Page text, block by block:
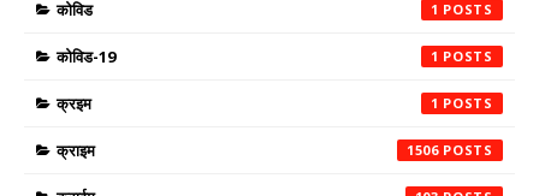
कोविड 1
कोविड-19 1
क्रइम 1
क्राइम 1506